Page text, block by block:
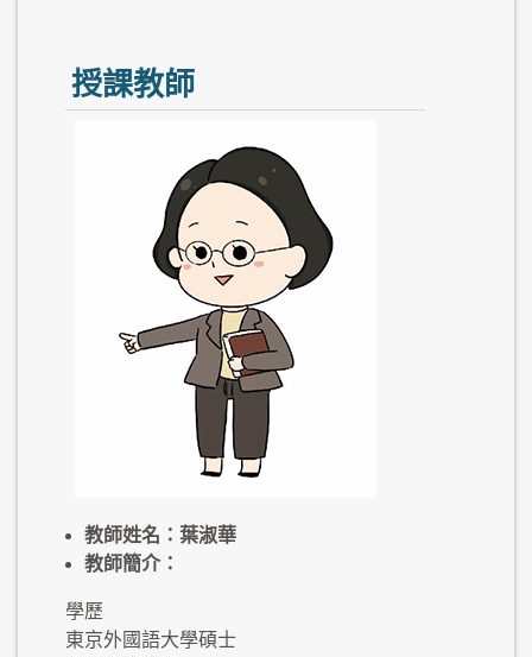
授課教師
教師姓名：葉淑華
教師簡介：
學歷
東京外國語大學碩士